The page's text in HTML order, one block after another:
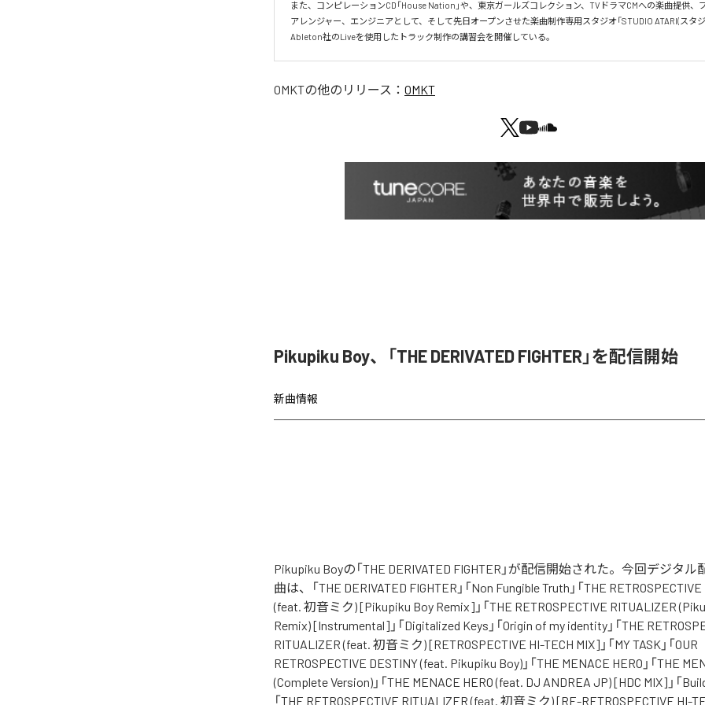
また、コンピレーションCD「House Nation」や、東京ガールズコレクション、TVドラマCMへの楽曲提供、
アレンジャー、エンジニアとして、そして先日オープンさせた楽曲制作専用スタジオ「STUDIO ATARI(スタ
Ableton社のLiveを使用したトラック制作の講習会を開催している。
OMKTの他のリリース： OMKT
Pikupiku Boy、「THE DERIVATED FIGHTER」を配信開始
新曲情報
Pikupiku Boyの「THE DERIVATED FIGHTER」が配信開始された。今回デジタ
曲は、「THE DERIVATED FIGHTER」「Non Fungible Truth」「THE
(feat. 初音ミク) [Pikupiku Boy Remix]」「THE RETROSPECTIVE RITUALIZER
Remix) [Instrumental]」「Digitalized Keys」「Origin of my identity」「THE
RITUALIZER (feat. 初音ミク) [RETROSPECTIVE HI-TECH MIX]」「MY TASK」「OUR
RETROSPECTIVE DESTINY (feat. Pikupiku Boy)」「THE MENACE HERO」「THE
(Complete Version)」「THE MENACE HERO (feat. DJ ANDREA JP) [HDC MIX]」「
「THE RETROSPECTIVE RITUALIZER (feat. 初音ミク) [RE-RETROSPECTIVE HI-